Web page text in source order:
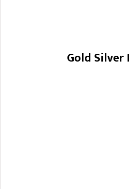
Gold Silver